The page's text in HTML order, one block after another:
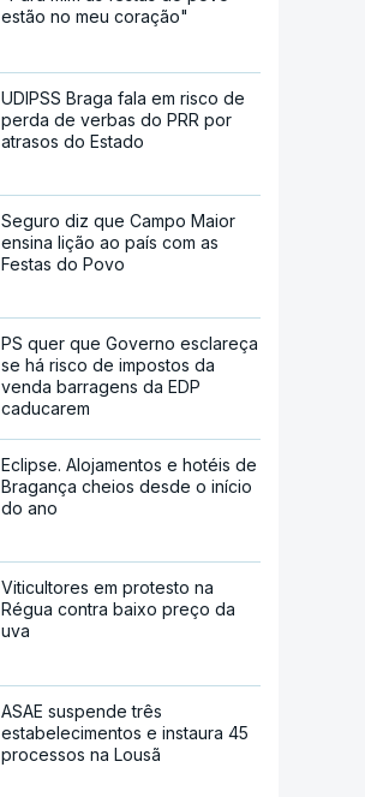
estão no meu coração"
UDIPSS Braga fala em risco de
perda de verbas do PRR por
atrasos do Estado
Seguro diz que Campo Maior
ensina lição ao país com as
Festas do Povo
PS quer que Governo esclareça
se há risco de impostos da
venda barragens da EDP
caducarem
Eclipse. Alojamentos e hotéis de
Bragança cheios desde o início
do ano
Viticultores em protesto na
Régua contra baixo preço da
uva
ASAE suspende três
estabelecimentos e instaura 45
processos na Lousã